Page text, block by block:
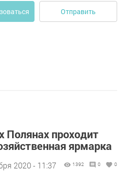
Отправить
Полянах проходит
ярмарка
2020 - 11:37 1392 0 0